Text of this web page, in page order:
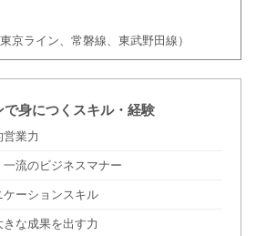
京ライン、常磐線、東武野田線）
身につくスキル・経験
業力
流のビジネスマナー
ーションスキル
な成果を出す力